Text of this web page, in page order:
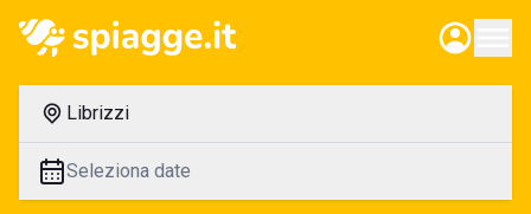
Librizzi
Seleziona date